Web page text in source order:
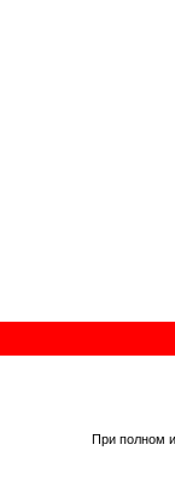
При полном